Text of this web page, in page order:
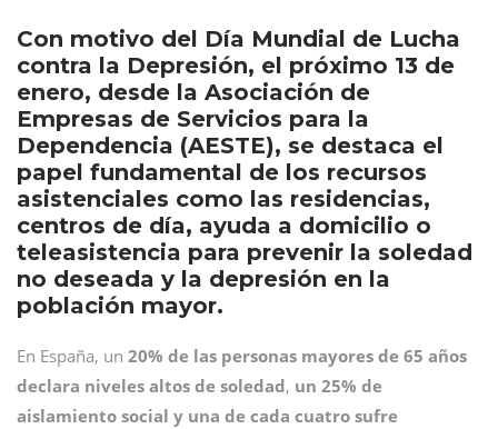
Con motivo del Día Mundial de Lucha
contra la Depresión, el próximo 13 de
enero, desde la Asociación de
Empresas de Servicios para la
Dependencia (AESTE), se destaca el
papel fundamental de los recursos
asistenciales como las residencias,
centros de día, ayuda a domicilio o
teleasistencia para prevenir la soledad
no deseada y la depresión en la
población mayor.
En España, un 20% de las personas mayores de 65 años
declara niveles altos de soledad, un 25% de
aislamiento social y una de cada cuatro sufre